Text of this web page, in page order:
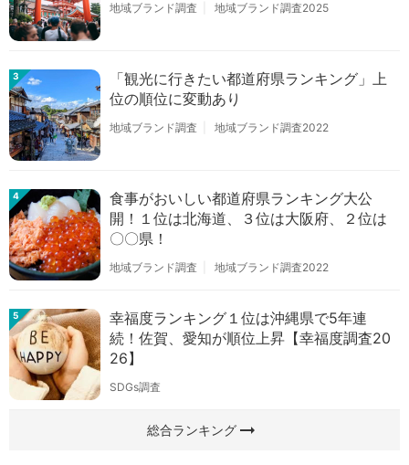
地域ブランド調査 地域ブランド調査2025
3
「観光に行きたい都道府県ランキング」上
位の順位に変動あり
地域ブランド調査 地域ブランド調査2022
4
食事がおいしい都道府県ランキング大公
開！１位は北海道、３位は大阪府、２位は
〇〇県！
地域ブランド調査 地域ブランド調査2022
5
幸福度ランキング１位は沖縄県で5年連
続！佐賀、愛知が順位上昇【幸福度調査20
26】
SDGs調査
総合ランキングarrow_right_alt